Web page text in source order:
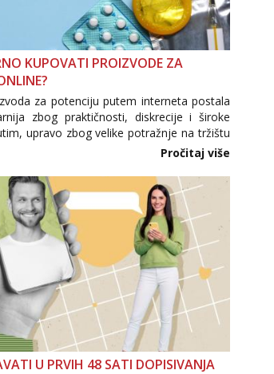
KUPOVATI PROIZVODE ZA
za potenciju putem interneta postala
zbog praktičnosti, diskrecije i široke
upravo zbog velike potražnje na tržištu
brojni krivotvoreni proizvodi, nepouzdane
te proizvodi nepoznatog podrijetla. ...
Pročitaj više
U PRVIH 48 SATI DOPISIVANJA